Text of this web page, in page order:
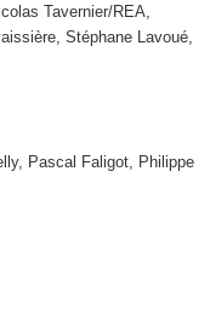
Tavernier/REA,
Stéphane Lavoué,
Pascal Faligot, Philippe